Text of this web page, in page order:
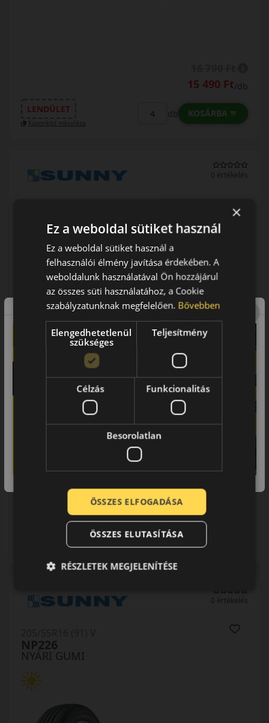
15 490 Ft/db
LENDÜLET
Kuponkód másolása
db KOSÁRBA
0 értékelés
NYÁRI GUMI
AKÁR 8.000 FT SZERELÉSI
kuponkódot!
EPREL cimke adatok:
15 690 Ft
Kuponkód másolása
db
0 értékelés
NYÁRI GUMI
NP226
×
Ez a weboldal sütiket használ
Ez a weboldal sütiket használ a
felhasználói élmény javítása érdekében. A
weboldalunk használatával Ön hozzájárul
az összes süti használatához, a Cookie
szabályzatunknak megfelelően. Bővebben
Elengedhetetlenül
szükséges
Teljesítmény
Célzás Funkcionalitás
Besorolatlan
ÖSSZES ELFOGADÁSA
ÖSSZES ELUTASÍTÁSA
RÉSZLETEK MEGJELENÍTÉSE